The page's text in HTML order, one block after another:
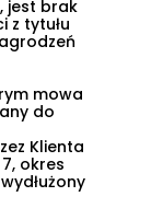
jest brak
z tytułu
mowa
do
Klienta
okres